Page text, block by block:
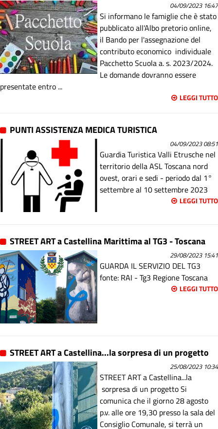
04/09/2023 16:47
Si informano le famiglie che è stato
pubblicato all'Albo pretorio online,
il Bando per l'assegnazione del
contributo economico individuale
Pacchetto Scuola a. s. 2023/2024.
Le domande dovranno essere
presentate entro ...
LEGGI TUTTO
PUNTI ASSISTENZA MEDICA TURISTICA
04/09/2023 08:51
Guardia Turistica Valli Etrusche nel
territorio della ASL Toscana nord
ovest, orari e sedi - periodo dal 1°
settembre al 10 settembre 2023
LEGGI TUTTO
STREET ART a Castellina Marittima al TG3 - Toscana
29/08/2023 15:41
GUARDA IL SERVIZIO DEL TG3
fonte: RAI - Tg3 Regione Toscana
LEGGI TUTTO
STREET ART a Castellina...la sorpresa di un progetto
25/08/2023 10:34
STREET ART a Castellina...la
sorpresa di un progetto Si
comunica che il giorno 28 agosto
p.v. alle ore 19,30 presso la sala del
Consiglio Comunale, si terrà un